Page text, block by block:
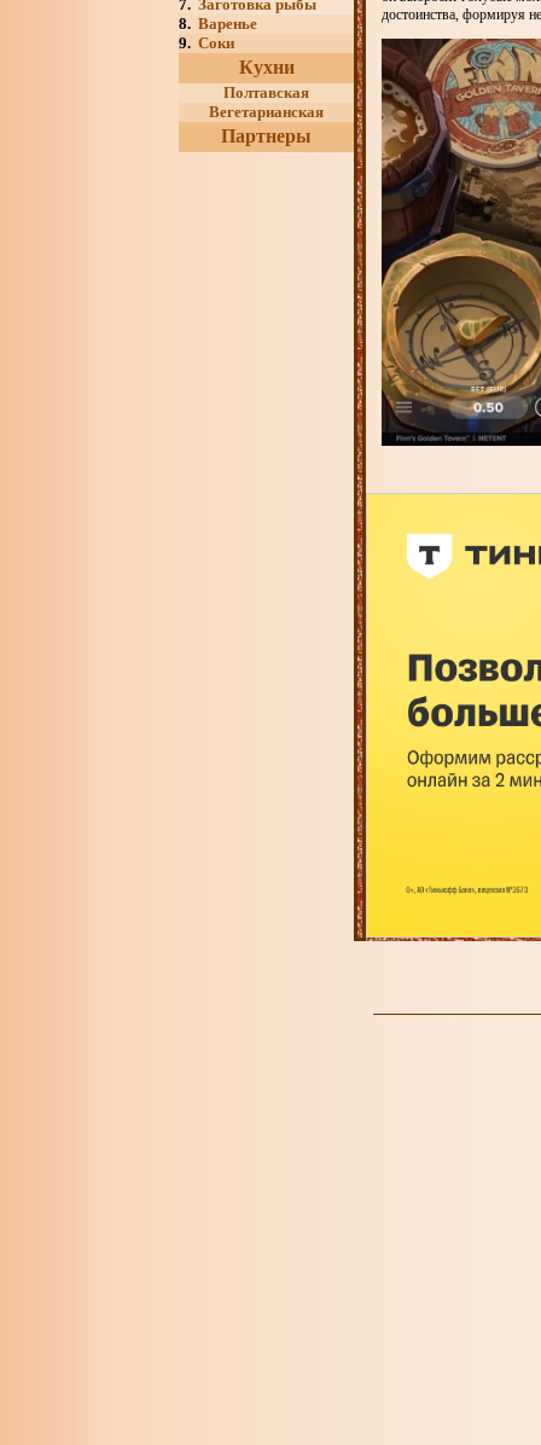
7. Заготовка рыбы
8. Варенье
9. Соки
Кухни
Полтавская
Вегетарианская
Партнеры
достоинства, формируя